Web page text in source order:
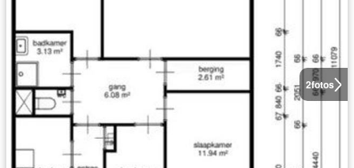
2fotos